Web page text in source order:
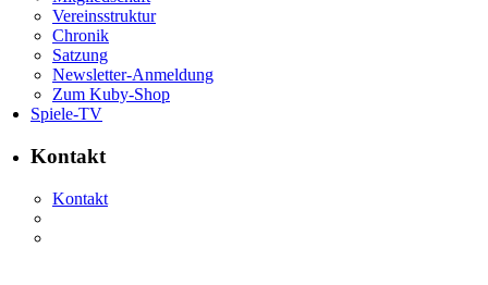
Vereinsstruktur
Chronik
Satzung
Newsletter-Anmeldung
Zum Kuby-Shop
Spiele-TV
Kontakt
Kontakt